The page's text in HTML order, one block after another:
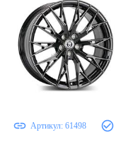
Артикул: 61498